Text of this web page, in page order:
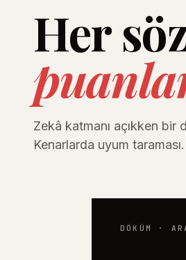
Her
Zekâ katmanı açıkken
Kenarlarda uyum taraması.
DÖKÜM ·